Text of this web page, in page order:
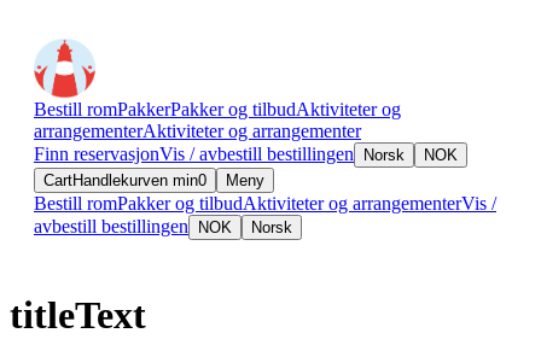
Bestill romPakkerPakker og tilbudAktiviteter og
arrangementerAktiviteter og arrangementer
Finn reservasjonVis / avbestill bestillingen Norsk
NOK
CartHandlekurven min0 Meny
Bestill romPakker og tilbudAktiviteter og arrangementerVis /
avbestill bestillingen
NOK Norsk
titleText